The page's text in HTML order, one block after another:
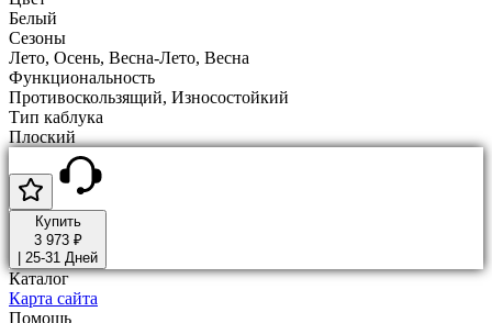
Белый
Сезоны
Лето, Осень, Весна-Лето, Весна
Функциональность
Противоскользящий, Износостойкий
Тип каблука
Плоский
Купить
3 973 ₽
25-31 Дней
Каталог
Карта сайта
Помощь